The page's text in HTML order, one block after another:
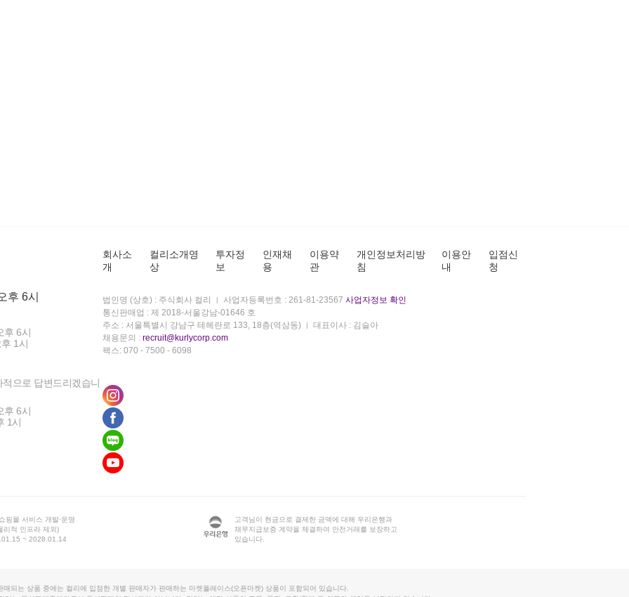
후 6시
후 6시
1시
으로 답변드리겠습니
후 6시
1시
회사소
개
컬리소개영
상
투자정
보
인재채
용
이용약
관
개인정보처리방
침
이용안
내
입점신
청
법인명 (상호) : 주식회사 컬리 사업자등록번호 : 261-81-23567 사업자정보 확인
통신판매업 : 제 2018-서울강남-01646 호
주소 : 서울특별시 강남구 테헤란로 133, 18층(역삼동)
대표이사 : 김슬아
채용문의 : recruit@kurlycorp.com
팩스: 070 - 7500 - 6098
핑몰 서비스 개발·운영
리적 인프라 제외)
~ 2028.01.14
고객님이 현금으로 결제한 금액에 대해 우리은행과
채무지급보증 계약을 체결하여 안전거래를 보장하고
있습니다.
매되는 상품 중에는 컬리에 입점한 개별 판매자가 판매하는 마켓플레이스(오픈마켓) 상품이 포함되어 있습니다.